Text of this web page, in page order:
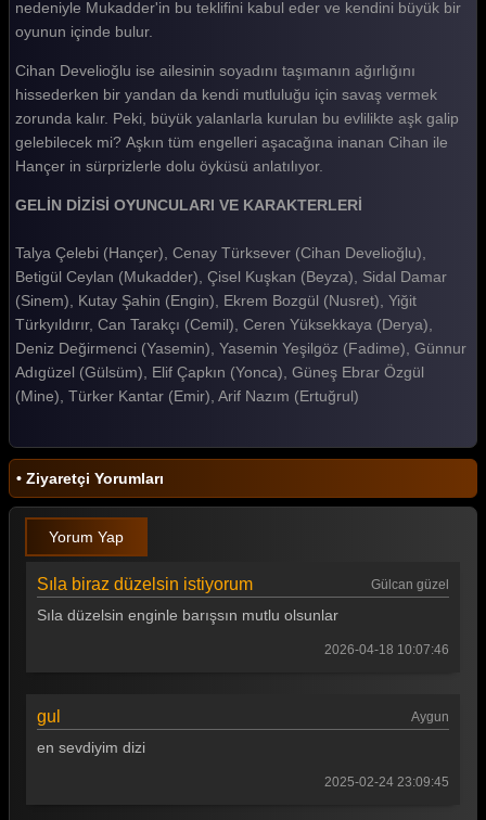
Gelin 143. Bölüm
Gelin 141. Bölüm
Gelin 140. Bölüm
Gelin 139. Bölüm
Gelin 138. Bölüm
Gelin 137. Bölüm
Gelin 136. Bölüm
Gelin 135. Bölüm
Gelin 134. Bölüm
Gelin 133. Bölüm
Gelin 132. Bölüm
Gelin 131. Bölüm
Gelin 124. Bölüm
nedeniyle Mukadder'in bu teklifini kabul eder ve kendini büyük bir
oyunun içinde bulur.
Cihan Develioğlu ise ailesinin soyadını taşımanın ağırlığını
hissederken bir yandan da kendi mutluluğu için savaş vermek
zorunda kalır. Peki, büyük yalanlarla kurulan bu evlilikte aşk galip
gelebilecek mi? Aşkın tüm engelleri aşacağına inanan Cihan ile
Hançer in sürprizlerle dolu öyküsü anlatılıyor.
GELİN DİZİSİ OYUNCULARI VE KARAKTERLERİ
Talya Çelebi (Hançer), Cenay Türksever (Cihan Develioğlu),
Betigül Ceylan (Mukadder), Çisel Kuşkan (Beyza), Sidal Damar
(Sinem), Kutay Şahin (Engin), Ekrem Bozgül (Nusret), Yiğit
Türkyıldırır, Can Tarakçı (Cemil), Ceren Yüksekkaya (Derya),
Deniz Değirmenci (Yasemin), Yasemin Yeşilgöz (Fadime), Günnur
Adıgüzel (Gülsüm), Elif Çapkın (Yonca), Güneş Ebrar Özgül
(Mine), Türker Kantar (Emir), Arif Nazım (Ertuğrul)
• Ziyaretçi Yorumları
Yorum Yap
Sıla biraz düzelsin istiyorum Gülcan güzel
Sıla düzelsin enginle barışsın mutlu olsunlar
2026-04-18 10:07:46
gul Aygun
en sevdiyim dizi
2025-02-24 23:09:45